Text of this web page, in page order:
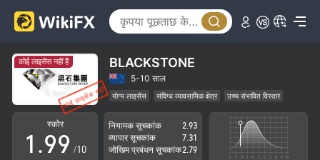
कोई लाइसेंस नहीं हैं BLACKSTONE
5-10 साल
योग्य लाइसेंस संदिग्ध व्यावसायिक क्षेत्र उच्च संभावित विस्तार
स्कोर
0
1.
5
6
7
8
9
5
6
7
8
9 /10
नियामक सूचकांक
2.93
व्यापार सूचकांक
7.31
जोखिम प्रबंधन सूचकांक2.79